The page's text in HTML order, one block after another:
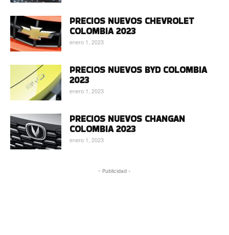
PRECIOS NUEVOS CHEVROLET
COLOMBIA 2023
enero 1, 2023
PRECIOS NUEVOS BYD COLOMBIA
2023
enero 1, 2023
PRECIOS NUEVOS CHANGAN
COLOMBIA 2023
enero 1, 2023
- Publicidad -